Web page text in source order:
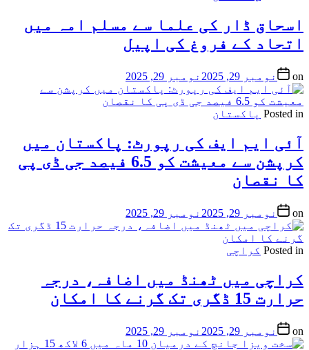
اسحاق ڈار کی علما سے مسلم امہ میں
اتحاد کے فروغ کی اپیل
on نومبر 29, 2025 نومبر 29, 2025
Posted in پاکستان
آئی ایم ایف کی رپورٹ: پاکستان میں
کرپشن سے معیشت کو 6.5 فیصد جی ڈی پی
کا نقصان
on نومبر 29, 2025 نومبر 29, 2025
Posted in کراچی
کراچی میں ٹھنڈ میں اضافہ، درجہ
حرارت 15 ڈگری تک گرنے کا امکان
on نومبر 29, 2025 نومبر 29, 2025